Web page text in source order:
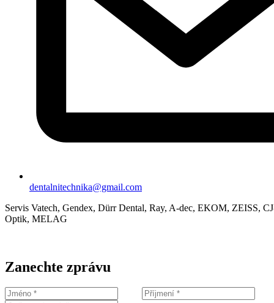
dentalnitechnika@gmail.com
Servis Vatech, Gendex, Dürr Dental, Ray, A-dec, EKOM, ZEISS,
Optik, MELAG
Zanechte zprávu